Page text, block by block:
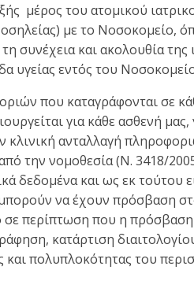
μέρος του ατομικού
με το Νοσοκομείο,
συνέχεια και ακολουθία της
υγείας εντός του
που καταγράφονται σε
για κάθε ασθενή μας,
ανταλλαγή
την νομοθεσία (Ν. 3418/
δεδομένα και ως εκ τούτου
να έχουν πρόσβαση
σε περίπτωση που η
κατάρτιση
πολυπλοκότητας του